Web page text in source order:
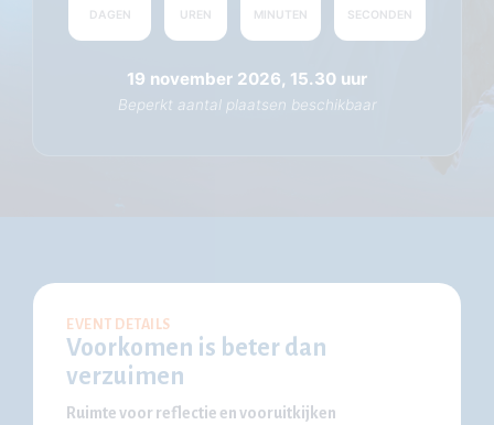
DAGEN UREN MINUTEN SECONDEN
19 november 2026, 15.30 uur
Beperkt aantal plaatsen beschikbaar
EVENT DETAILS
Voorkomen is beter dan
verzuimen
Ruimte voor reflectie en vooruitkijken